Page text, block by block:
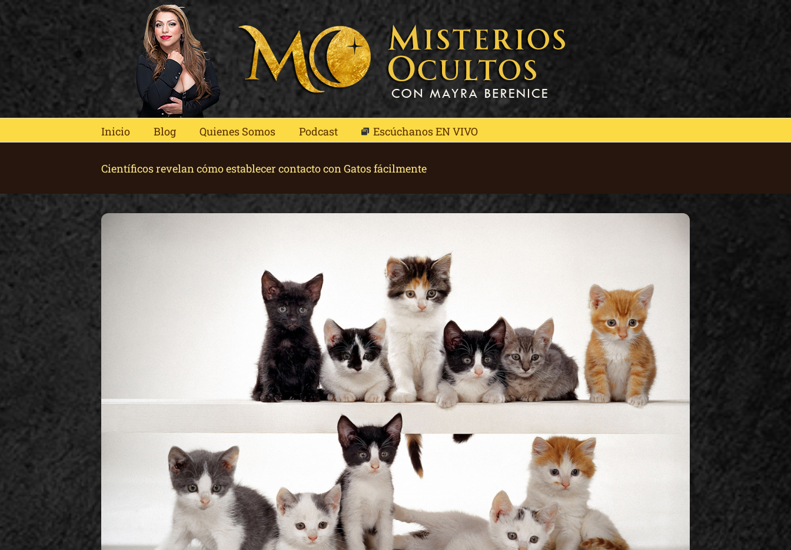
to
Inicio Blog Quienes Somos Podcast Escúchanos EN VIVO
Científicos revelan cómo establecer contacto con Gatos fácilmente